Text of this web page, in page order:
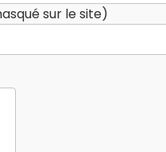
sur le site)